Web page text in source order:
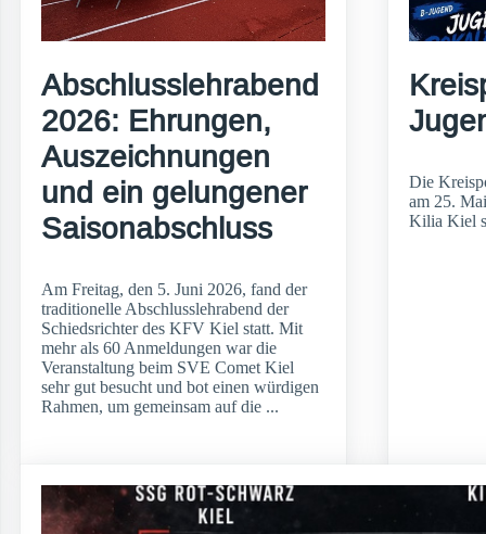
Abschlusslehrabend
2026: Ehrungen,
Auszeichnungen
und ein gelungener
Saisonabschluss
Am Freitag, den 5. Juni 2026, fand der
traditionelle Abschlusslehrabend der
Schiedsrichter des KFV Kiel statt. Mit
mehr als 60 Anmeldungen war die
Veranstaltung beim SVE Comet Kiel
sehr gut besucht und bot einen würdigen
Rahmen, um gemeinsam auf die ...
Die
am 25.
Kilia Kiel